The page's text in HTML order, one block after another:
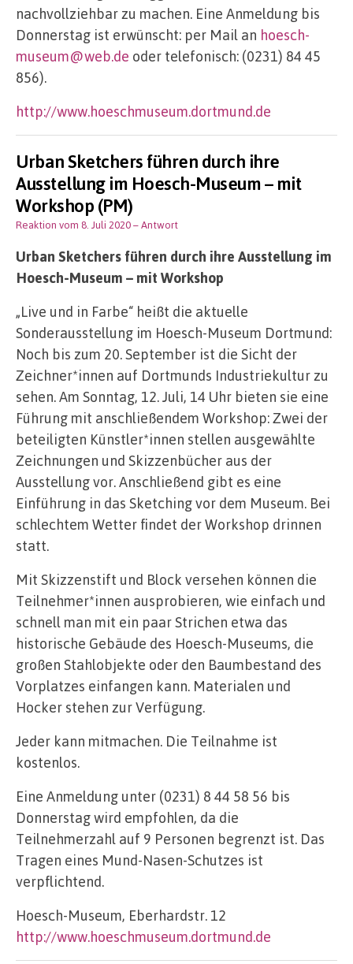
nachvollziehbar zu machen. Eine Anmeldung bis
Donnerstag ist erwünscht: per Mail an hoesch-
museum@web.de oder telefonisch: (0231) 84 45
856).
http://www.hoeschmuseum.dortmund.de
Urban Sketchers führen durch ihre
Ausstellung im Hoesch-Museum – mit
Workshop (PM)
Reaktion vom 8. Juli 2020– Antwort
Urban Sketchers führen durch ihre Ausstellung im
Hoesch-Museum – mit Workshop
„Live und in Farbe“ heißt die aktuelle
Sonderausstellung im Hoesch-Museum Dortmund:
Noch bis zum 20. September ist die Sicht der
Zeichner*innen auf Dortmunds Industriekultur zu
sehen. Am Sonntag, 12. Juli, 14 Uhr bieten sie eine
Führung mit anschließendem Workshop: Zwei der
beteiligten Künstler*innen stellen ausgewählte
Zeichnungen und Skizzenbücher aus der
Ausstellung vor. Anschließend gibt es eine
Einführung in das Sketching vor dem Museum. Bei
schlechtem Wetter findet der Workshop drinnen
statt.
Mit Skizzenstift und Block versehen können die
Teilnehmer*innen ausprobieren, wie einfach und
schnell man mit ein paar Strichen etwa das
historische Gebäude des Hoesch-Museums, die
großen Stahlobjekte oder den Baumbestand des
Vorplatzes einfangen kann. Materialen und
Hocker stehen zur Verfügung.
Jeder kann mitmachen. Die Teilnahme ist
kostenlos.
Eine Anmeldung unter (0231) 8 44 58 56 bis
Donnerstag wird empfohlen, da die
Teilnehmerzahl auf 9 Personen begrenzt ist. Das
Tragen eines Mund-Nasen-Schutzes ist
verpflichtend.
Hoesch-Museum, Eberhardstr. 12
http://www.hoeschmuseum.dortmund.de